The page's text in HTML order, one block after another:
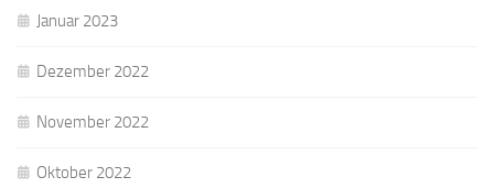
Januar 2023
Dezember 2022
November 2022
Oktober 2022